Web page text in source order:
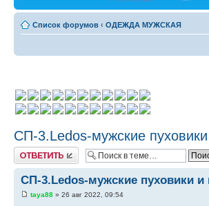
Список форумов ‹ ОДЕЖДА МУЖСКАЯ
СП-3.Ledos-мужские пуховики
Ответить
СП-3.Ledos-мужские пуховики и
taya88 » 26 авг 2022, 09:54